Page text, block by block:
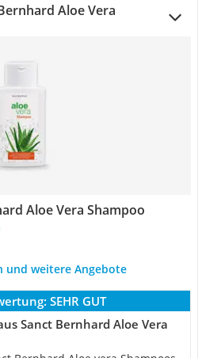
Aloe Vera
Aloe Vera Shampoo
und weitere Angebote
SEHR GUT
Sanct Bernhard Aloe Vera